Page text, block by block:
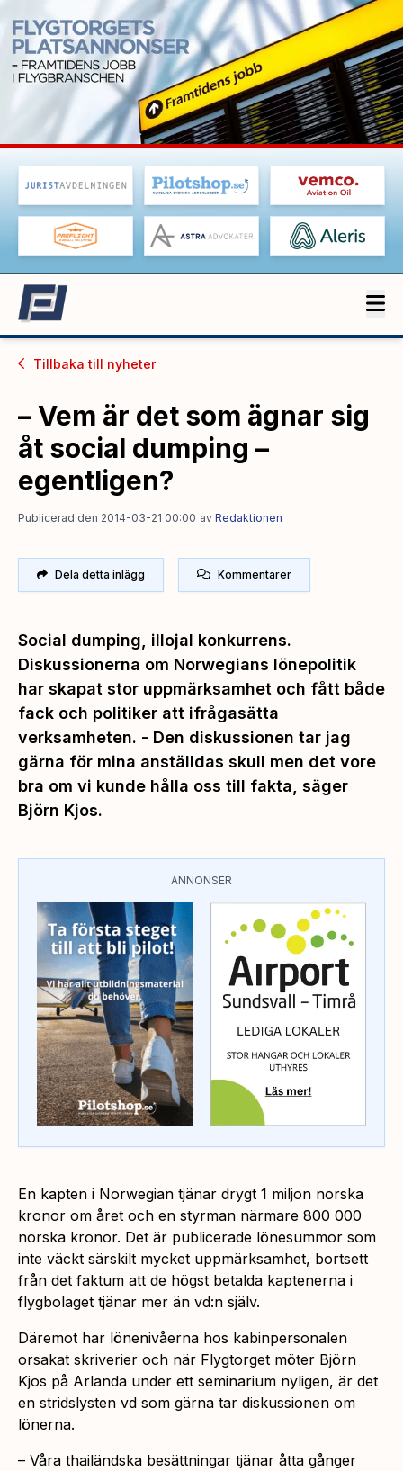
Tillbaka till nyheter
– Vem är det som ägnar sig
åt social dumping –
egentligen?
Publicerad den 2014-03-21 00:00 av Redaktionen
Dela detta inlägg Kommentarer
Social dumping, illojal konkurrens.
Diskussionerna om Norwegians lönepolitik
har skapat stor uppmärksamhet och fått både
fack och politiker att ifrågasätta
verksamheten. - Den diskussionen tar jag
gärna för mina anställdas skull men det vore
bra om vi kunde hålla oss till fakta, säger
Björn Kjos.
ANNONSER
En kapten i Norwegian tjänar drygt 1 miljon norska
kronor om året och en styrman närmare 800 000
norska kronor. Det är publicerade lönesummor som
inte väckt särskilt mycket uppmärksamhet, bortsett
från det faktum att de högst betalda kaptenerna i
flygbolaget tjänar mer än vd:n själv.
Däremot har lönenivåerna hos kabinpersonalen
orsakat skriverier och när Flygtorget möter Björn
Kjos på Arlanda under ett seminarium nyligen, är det
en stridslysten vd som gärna tar diskussionen om
lönerna.
– Våra thailändska besättningar tjänar åtta gånger